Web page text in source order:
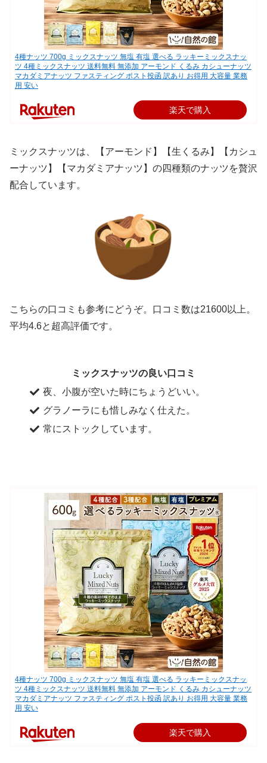
4種ナッツ 700g ミックスナッツ 無塩 有塩 選べる ラッキーミックスナッ
ツ 4種ミックスナッツ 送料無料 無添加 アーモンド くるみ カシューナッツ
マカダミアナッツ ファスティング ポスト投函 訳あり お得用 大容量 業務
用 安い
楽天で購入
ミックスナッツは、【アーモンド】【生くるみ】【カシュ
ーナッツ】【マカダミアナッツ】の四種類のナッツを贅沢
配合しています。
こちらの口コミも参考にどうぞ。口コミ数は21600以上。
平均4.6と超高評価です。
ミックスナッツの良い口コミ
夜、小腹が空いた時にちょうどいい。
グラノーラにも惜しみなく仕えた。
常にストックしています。
4種ナッツ 700g ミックスナッツ 無塩 有塩 選べる ラッキーミックスナッ
ツ 4種ミックスナッツ 送料無料 無添加 アーモンド くるみ カシューナッツ
マカダミアナッツ ファスティング ポスト投函 訳あり お得用 大容量 業務
用 安い
楽天で購入